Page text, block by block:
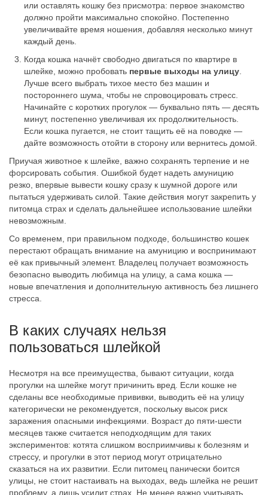
или оставлять кошку без присмотра: первое знакомство
должно пройти максимально спокойно. Постепенно
увеличивайте время ношения, добавляя несколько минут
каждый день.
Когда кошка начнёт свободно двигаться по квартире в
шлейке, можно пробовать первые выходы на улицу
Лучше всего выбрать тихое место без машин и
постороннего шума, чтобы не спровоцировать стресс.
Начинайте с коротких прогулок — буквально пять — десять
минут, постепенно увеличивая их продолжительность.
Если кошка пугается, не стоит тащить её на поводке —
дайте возможность отойти в сторону или вернитесь домой.
Приучая животное к шлейке, важно сохранять терпение и не
форсировать события. Ошибкой будет надеть амуницию
резко, впервые вывести кошку сразу к шумной дороге или
пытаться удерживать силой. Такие действия могут закрепить у
питомца страх и сделать дальнейшее использование шлейки
невозможным.
Со временем, при правильном подходе, большинство кошек
перестают обращать внимание на амуницию и воспринимают
её как привычный элемент. Владелец получает возможность
безопасно выводить любимца на улицу, а сама кошка —
новые впечатления и дополнительную активность без лишнего
стресса.
В каких случаях нельзя
пользоваться шлейкой
Несмотря на все преимущества, бывают ситуации, когда
прогулки на шлейке могут причинить вред. Если кошке не
сделаны все необходимые прививки, выводить её на улицу
категорически не рекомендуется, поскольку высок риск
заражения опасными инфекциями. Возраст до пяти-шести
месяцев также считается неподходящим для таких
экспериментов: котята слишком восприимчивы к болезням и
стрессу, и прогулки в этот период могут отрицательно
сказаться на их развитии. Если питомец панически боится
улицы, не стоит настаивать на выходах, ведь шлейка не решит
проблему, а лишь усилит страх. Не менее важно учитывать